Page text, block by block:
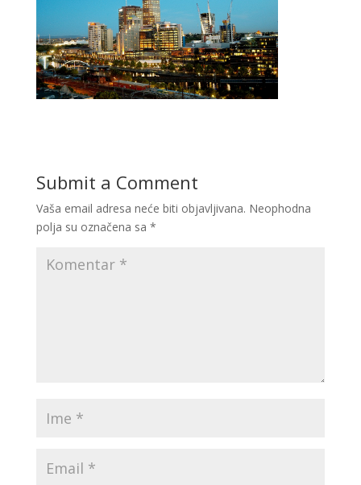
Submit a Comment
Vaša email adresa neće biti objavljivana. Neophodna
polja su označena sa *